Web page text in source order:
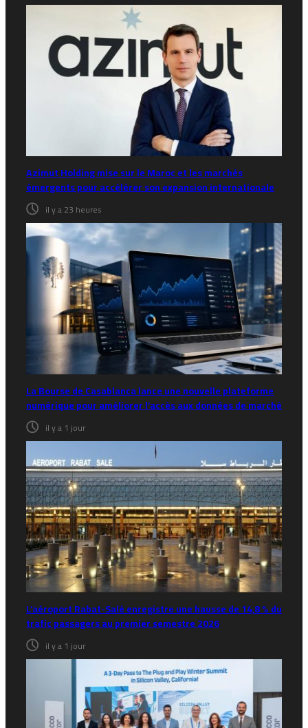
Azimut Holding mise sur le Maroc et les marchés
émergents pour accélérer son expansion internationale
il y a 23 heures
La Bourse de Casablanca lance une nouvelle plateforme
numérique pour améliorer l’accès aux données de marché
il y a 1 jour
L’aéroport Rabat-Salé enregistre une hausse de 14,8 % du
trafic passagers au premier semestre 2026
il y a 1 jour